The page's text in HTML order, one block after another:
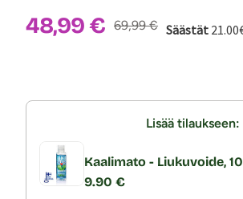
Alennushinta:
48,99 € Normaalihinta:
69,99 € Säästät
Lisää tilaukseen:
Kaalimato - Liukuvoide,
9.90 €